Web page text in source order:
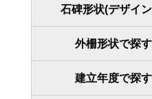
石碑形状(デザイ
外柵形状で探す
建立年度で探す